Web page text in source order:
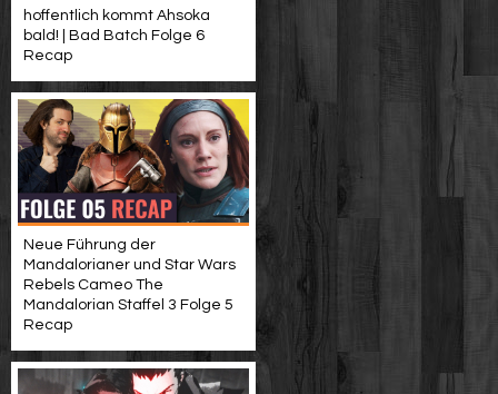
hoffentlich kommt Ahsoka
bald! | Bad Batch Folge 6
Recap
Neue Führung der
Mandalorianer und Star Wars
Rebels Cameo The
Mandalorian Staffel 3 Folge 5
Recap